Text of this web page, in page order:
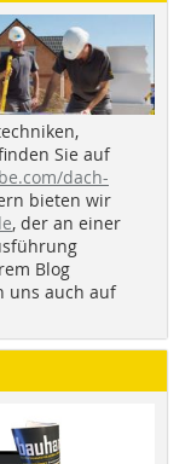
Sie auf
dach-
bieten wir
, der an einer
Blog
uns auch auf